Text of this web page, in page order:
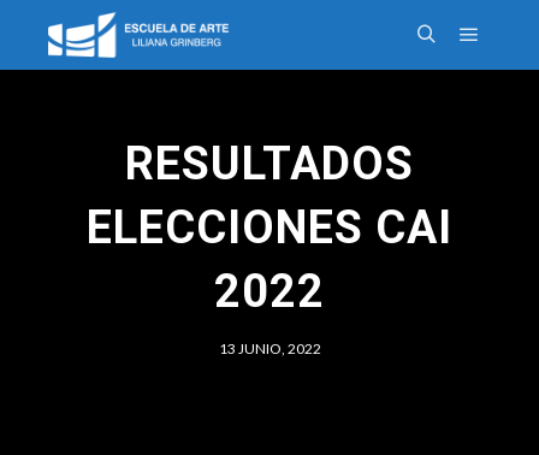
RESULTADOS
ELECCIONES CAI
2022
13 JUNIO, 2022